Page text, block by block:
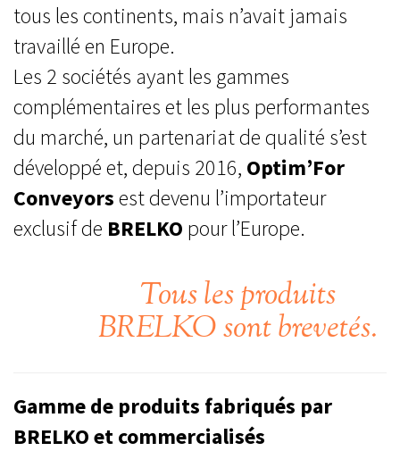
tous les continents, mais n’avait jamais
travaillé en Europe.
Les 2 sociétés ayant les gammes
complémentaires et les plus performantes
du marché, un partenariat de qualité s’est
développé et, depuis 2016, Optim’For
Conveyorsest devenu l’importateur
exclusif de BRELKO pour l’Europe.
Tous les produits
BRELKO sont brevetés.
Gamme de produits fabriqués par
BRELKO et commercialisés